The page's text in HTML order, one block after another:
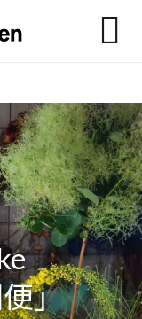

」